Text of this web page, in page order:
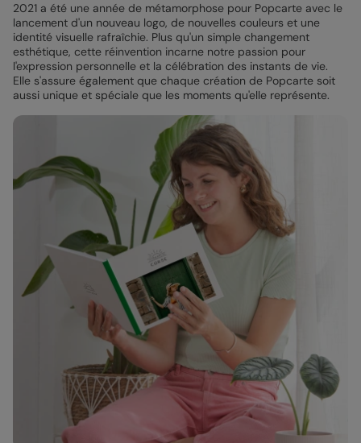
2021 a été une année de métamorphose pour Popcarte avec le
lancement d'un nouveau logo, de nouvelles couleurs et une
identité visuelle rafraîchie. Plus qu'un simple changement
esthétique, cette réinvention incarne notre passion pour
l'expression personnelle et la célébration des instants de vie.
Elle s'assure également que chaque création de Popcarte soit
aussi unique et spéciale que les moments qu'elle représente.